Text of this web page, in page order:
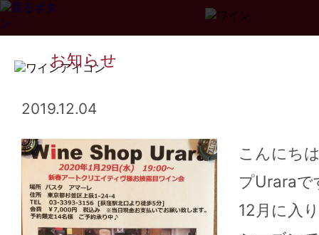
Page 1 2 3 ... 34
お知らせ
2019.12.04
こんにち
プUraraで
12月に入